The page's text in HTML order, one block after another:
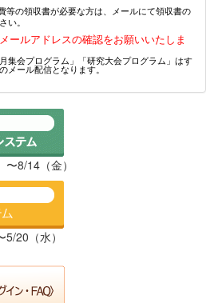
等の領収書が必要な方は、メールにて領収書の
い。
ールアドレスの確認をお願いいたしま
集会プログラム」「研究大会プログラム」はす
メール配信となります。
8/14（金）
20（水）